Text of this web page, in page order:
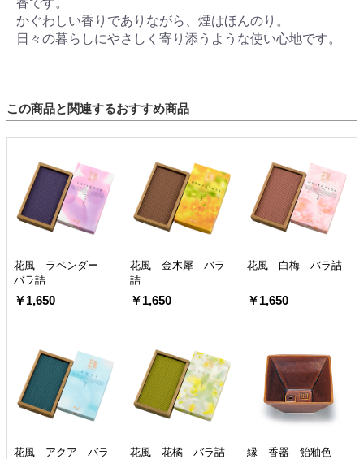
香です。
かぐわしい香りでありながら、煙はほんのり。
日々の暮らしにやさしく寄り添うような使い心地です。
この商品と関連するおすすめ商品
花風 ラベンダー
バラ詰
￥1,650
花風 金木犀 バラ
詰
￥1,650
花風 白梅 バラ詰
￥1,650
花風 アクア バラ
花風 花橘 バラ詰 縁 香器 飴釉色